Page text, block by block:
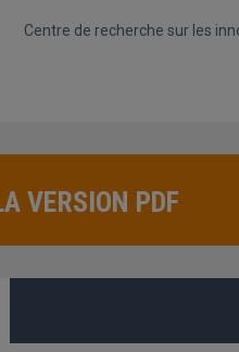
Centre de recherche sur les
VERSION PDF